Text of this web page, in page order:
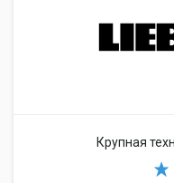
Крупная